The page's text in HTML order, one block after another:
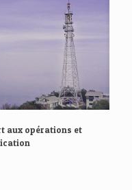
aux opérations et